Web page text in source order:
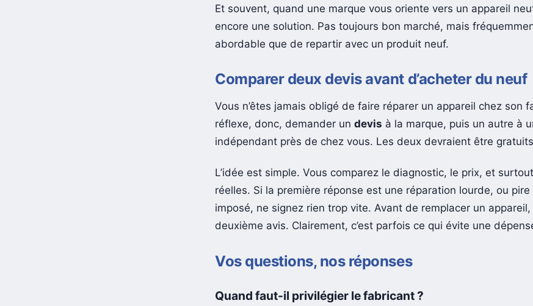
Et souvent, quand une marque vous oriente vers un appareil
encore une solution. Pas toujours bon marché, mais
Comparer deux devis avant d’acheter du neuf
Vous n’êtes jamais obligé de faire réparer un appareil chez son
réflexe, donc, demander un devis à la marque, puis un autre à
L’idée est simple. Vous comparez le diagnostic, le prix, et surtout
réelles. Si la première réponse est une réparation lourde, ou
imposé, ne signez rien trop vite. Avant de remplacer un appareil,
Vos questions, nos réponses